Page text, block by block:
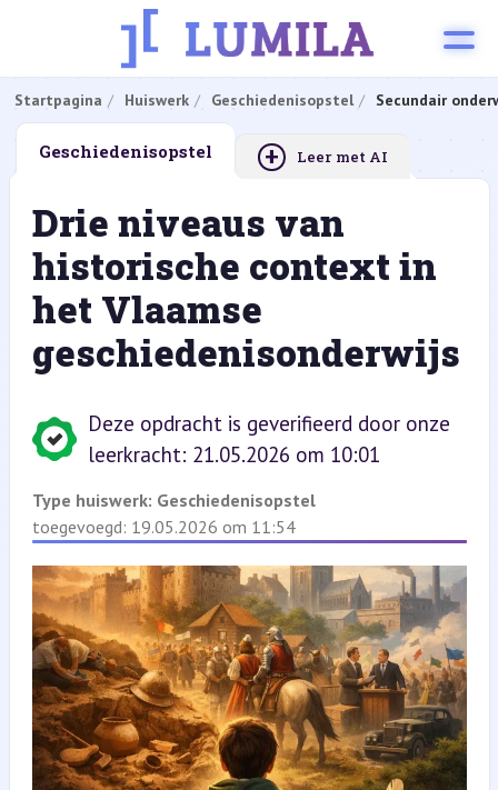
Startpagina Huiswerk Geschiedenisopstel Secundair
Geschiedenisopstel + Leer met AI
Drie niveaus van
historische context in
het Vlaamse
geschiedenisonderwijs
Deze opdracht is geverifieerd door onze
leerkracht: 21.05.2026 om 10:01
Type huiswerk: Geschiedenisopstel
toegevoegd: 19.05.2026 om 11:54